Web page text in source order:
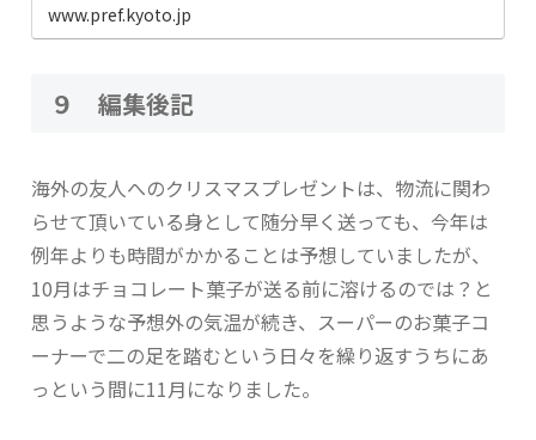
www.pref.kyoto.jp
９ 編集後記
海外の友人へのクリスマスプレゼントは、物流に関わ
らせて頂いている身として随分早く送っても、今年は
例年よりも時間がかかることは予想していましたが、
10月はチョコレート菓子が送る前に溶けるのでは？と
思うような予想外の気温が続き、スーパーのお菓子コ
ーナーで二の足を踏むという日々を繰り返すうちにあ
っという間に11月になりました。